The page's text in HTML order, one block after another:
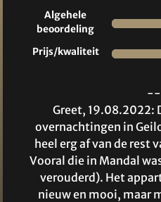
Algehele
beoordeling
Prijs/kwaliteit
Greet, 19.08.2022:
overnachtingen in
heel erg af van de rest
Vooral die in Mandal
verouderd). Het
nieuw en mooi, maar